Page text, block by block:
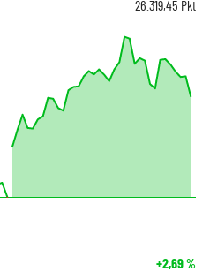
26.319,45 Pkt
+2,69%